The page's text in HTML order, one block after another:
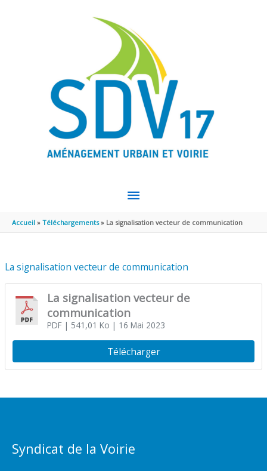
MENU
PRINCIPAL
Accueil Téléchargements La signalisation vecteur de communication
La signalisation vecteur de communication
La signalisation vecteur de
communication
PDF| 541,01 Ko | 16 Mai 2023
Télécharger
Syndicat de la Voirie